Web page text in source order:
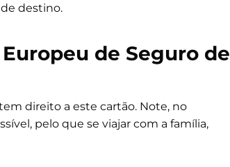
destino.
de Seguro de
direito a este cartão. Note, no
pelo que se viajar com a família,